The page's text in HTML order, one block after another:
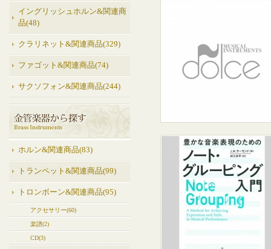
イングリッシュホルン&関連商
品(48)
クラリネット&関連商品(329)
ファゴット&関連商品(74)
サクソフォン&関連商品(244)
ホルン&関連商品(83)
トランペット&関連商品(99)
トロンボーン&関連商品(95)
アクセサリー(60)
楽譜(2)
CD(3)